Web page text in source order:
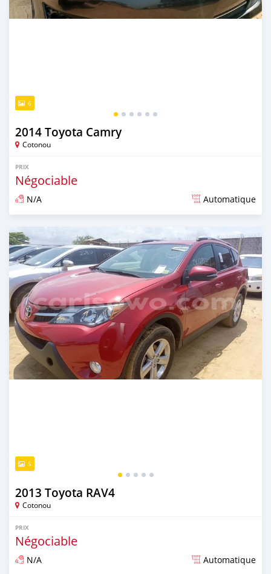
6
2014 Toyota Camry
Cotonou
PRIX
Négociable
N/A Automatique
5
2013 Toyota RAV4
Cotonou
PRIX
Négociable
N/A Automatique